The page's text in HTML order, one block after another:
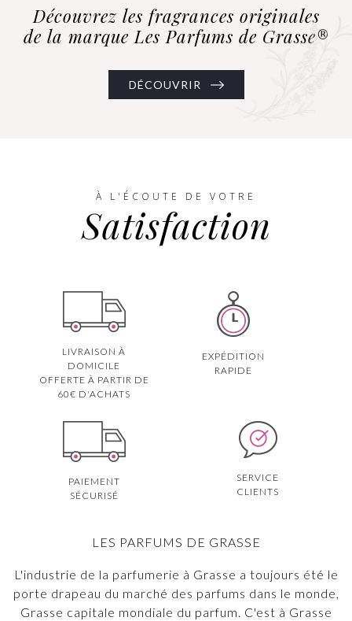
Découvrez les fragrances originales
de la marque Les Parfums de Grasse®
DÉCOUVRIR
À L'ÉCOUTE DE VOTRE
Satisfaction
LIVRAISON À
DOMICILE
OFFERTE À PARTIR DE
60€ D'ACHATS
EXPÉDITION
RAPIDE
PAIEMENT
SÉCURISÉ
SERVICE
CLIENTS
LES PARFUMS DE GRASSE
L'industrie de la parfumerie à Grasse a toujours été le
porte drapeau du marché des parfums dans le monde,
Grasse capitale mondiale du parfum. C'est à Grasse